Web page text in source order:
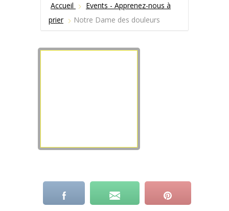
Accueil
Events - Apprenez-nous à
prier
Notre Dame des douleurs